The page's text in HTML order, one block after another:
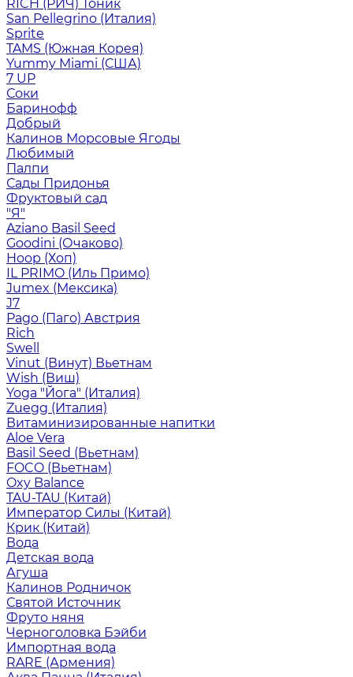
RICH (РИЧ) Тоник
San Pellegrino (Италия)
Sprite
TAMS (Южная Корея)
Yummy Miami (США)
7 UP
Соки
Баринофф
Добрый
Калинов Морсовые Ягоды
Любимый
Палпи
Сады Придонья
Фруктовый сад
"Я"
Aziano Basil Seed
Goodini (Очаково)
Hoop (Хоп)
IL PRIMO (Иль Примо)
Jumex (Мексика)
J7
Pago (Паго) Австрия
Rich
Swell
Vinut (Винут) Вьетнам
Wish (Виш)
Yoga "Йога" (Италия)
Zuegg (Италия)
Витаминизированные напитки
Aloe Vera
Basil Seed (Вьетнам)
FOCO (Вьетнам)
Oxy Balance
TAU-TAU (Китай)
Император Силы (Китай)
Крик (Китай)
Вода
Детская вода
Агуша
Калинов Родничок
Святой Источник
Фруто няня
Черноголовка Бэйби
Импортная вода
RARE (Армения)